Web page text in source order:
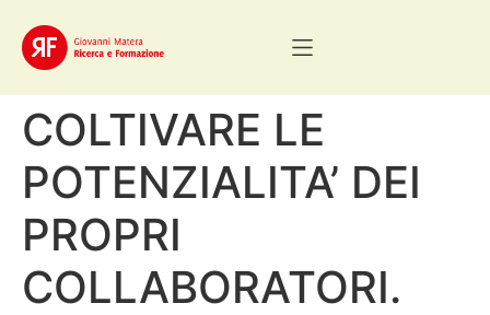
COLTIVARE LE
POTENZIALITA’ DEI
PROPRI
COLLABORATORI.